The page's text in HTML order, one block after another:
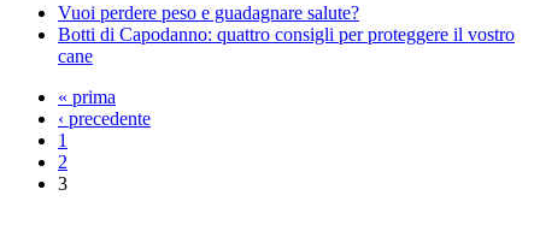
Vuoi perdere peso e guadagnare salute?
Botti di Capodanno: quattro consigli per proteggere il vostro
cane
« prima
‹ precedente
1
2
3